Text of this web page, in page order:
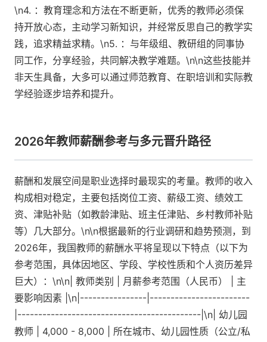
\n4. ：教育理念和方法在不断更新，优秀的教师必须保
持开放心态，主动学习新知识，并经常反思自己的教学实
践，追求精益求精。\n5. ：与年级组、教研组的同事协
同工作，分享经验，共同解决教学难题。\n\n这些技能并
非天生具备，大多可以通过师范教育、在职培训和实际教
学经验逐步培养和提升。
2026年教师薪酬参考与多元晋升路径
薪酬和发展空间是职业选择时最现实的考量。教师的收入
构成相对稳定，主要包括岗位工资、薪级工资、绩效工
资、津贴补贴（如教龄津贴、班主任津贴、乡村教师补贴
等）几大部分。\n\n根据最新的行业调研和趋势预测，到
2026年，我国教师的薪酬水平将呈现以下特点（以下为
参考范围，具体因地区、学段、学校性质和个人资历差异
巨大）：\n\n| 教师类别 | 月薪参考范围（人民币） | 主
要影响因素 |\n|----------------|------------------------
|--------------------------------------------|\n| 幼儿园
教师 | 4,000 - 8,000 | 所在城市、幼儿园性质（公立/私